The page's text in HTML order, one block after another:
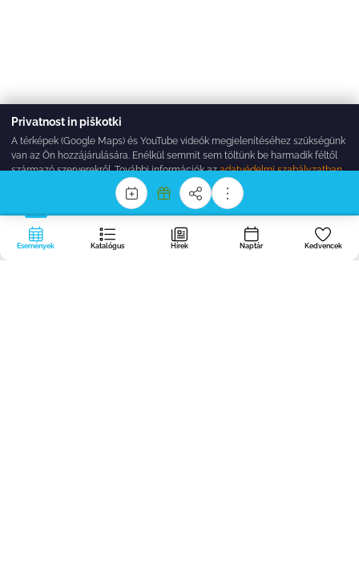
Események Katalógus Hírek Naptár Kedvencek
Privatnost in piškotki
A térképek (Google Maps) és YouTube videók megjelenítéséhez szükségünk
van az Ön hozzájárulására. Enélkül semmit sem töltünk be harmadik féltől
származó szerverekről. További információk azadatvédelmi szabályzatban.
Zavrni